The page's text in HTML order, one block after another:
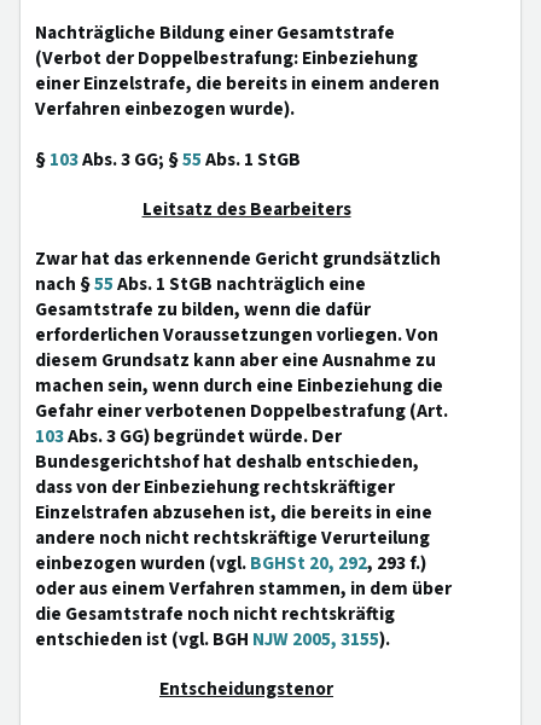
Nachträgliche Bildung einer Gesamtstrafe
(Verbot der Doppelbestrafung: Einbeziehung
einer Einzelstrafe, die bereits in einem anderen
Verfahren einbezogen wurde).
§103Abs. 3 GG; §55Abs. 1 StGB
Leitsatz des Bearbeiters
Zwar hat das erkennende Gericht grundsätzlich
nach §55Abs. 1 StGB nachträglich eine
Gesamtstrafe zu bilden, wenn die dafür
erforderlichen Voraussetzungen vorliegen. Von
diesem Grundsatz kann aber eine Ausnahme zu
machen sein, wenn durch eine Einbeziehung die
Gefahr einer verbotenen Doppelbestrafung (Art.
103Abs. 3 GG) begründet würde. Der
Bundesgerichtshof hat deshalb entschieden,
dass von der Einbeziehung rechtskräftiger
Einzelstrafen abzusehen ist, die bereits in eine
andere noch nicht rechtskräftige Verurteilung
einbezogen wurden (vgl.BGHSt 20, 292, 293 f.)
oder aus einem Verfahren stammen, in dem über
die Gesamtstrafe noch nicht rechtskräftig
entschieden ist (vgl. BGH NJW 2005, 3155).
Entscheidungstenor